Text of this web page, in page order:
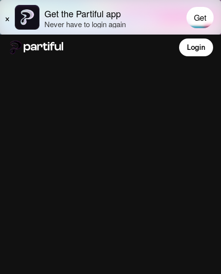
Login